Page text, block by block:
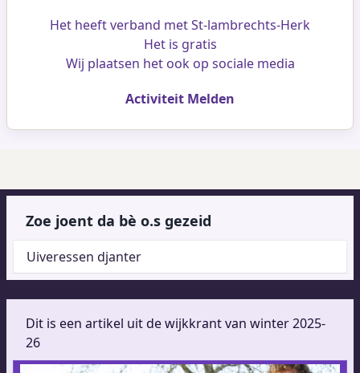
Het heeft verband met St-lambrechts-Herk
Het is gratis
Wij plaatsen het ook op sociale media
Activiteit Melden
Zoe joent da bè o.s gezeid
Uiveressen djanter
Dit is een artikel uit de wijkkrant van winter 2025-
26